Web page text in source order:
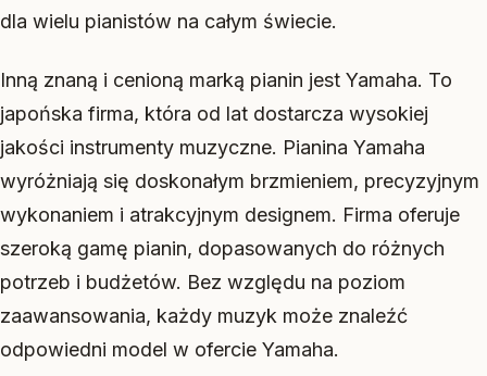
dla wielu pianistów na całym świecie.
Inną znaną i cenioną marką pianin jest Yamaha. To
japońska firma, która od lat dostarcza wysokiej
jakości instrumenty muzyczne. Pianina Yamaha
wyróżniają się doskonałym brzmieniem, precyzyjnym
wykonaniem i atrakcyjnym designem. Firma oferuje
szeroką gamę pianin, dopasowanych do różnych
potrzeb i budżetów. Bez względu na poziom
zaawansowania, każdy muzyk może znaleźć
odpowiedni model w ofercie Yamaha.